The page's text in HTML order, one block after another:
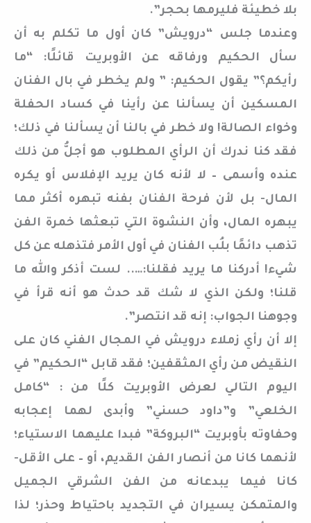
بلا خطيئة فليرمها بحجر”.
وعندما جلس “درويش” كان أول ما تكلم به أن
سأل الحكيم ورفاقه عن الأوبريت قائلًا: “ما
رأيكم؟” يقول الحكيم: ” ولم يخطر في بال الفنان
المسكين أن يسألنا عن رأينا في كساد الحفلة
وخواء الصالة! ولا خطر في بالنا أن يسألنا في ذلك؛
فقد كنا ندرك أن الرأي المطلوب هو أجلُّ من ذلك
عنده وأسمى – لا لأنه كان يريد الإفلاس أو يكره
المال- بل لأن فرحة الفنان بفنه تبهره أكثر مما
يبهره المال، وأن النشوة التي تبعثها خمرة الفن
تذهب دائمًا بلُب الفنان في أول الأمر فتذهله عن كل
شيء! أدركنا ما يريد فقلنا:….. لست أذكر والله ما
قلنا؛ ولكن الذي لا شك قد حدث هو أنه قرأ في
وجوهنا الجواب: إنه قد انتصر”.
إلا أن رأي زملاء درويش في المجال الفني كان على
النقيض من رأي المثقفين؛ فقد قابل “الحكيم” في
اليوم التالي لعرض الأوبريت كلًا من : “كامل
الخلعي” و”داود حسني” وأبدى لهما إعجابه
وحفاوته بأوبريت “البروكة” فبدا عليهما الاستياء؛
لأنهما كانا من أنصار الفن القديم، أو – على الأقل-
كانا فيما يبدعانه من الفن الشرقي الجميل
والمتمكن يسيران في التجديد باحتياط وحذر؛ لذا